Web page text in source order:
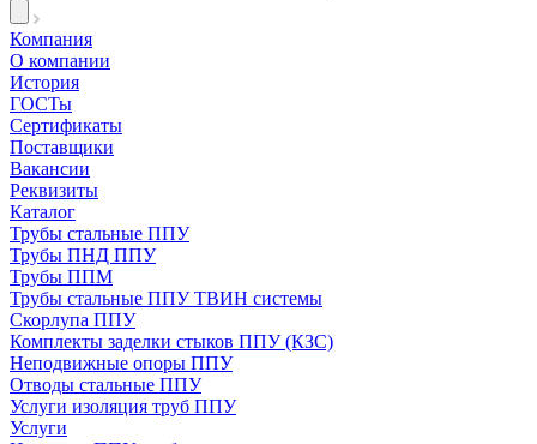
Компания
О компании
История
ГОСТы
Сертификаты
Поставщики
Вакансии
Реквизиты
Каталог
Трубы стальные ППУ
Трубы ПНД ППУ
Трубы ППМ
Трубы стальные ППУ ТВИН системы
Скорлупа ППУ
Комплекты заделки стыков ППУ (КЗС)
Неподвижные опоры ППУ
Отводы стальные ППУ
Услуги изоляция труб ППУ
Услуги